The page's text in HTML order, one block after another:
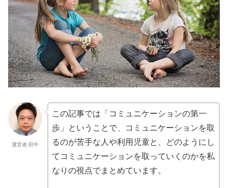
運営者:田中
この記事では「コミュニケーションの第一
歩」ということで、コミュニケーションを取
るのが苦手な人や利用児童と、どのようにし
てコミュニケーションを取っていくのかを私
なりの視点でまとめています。